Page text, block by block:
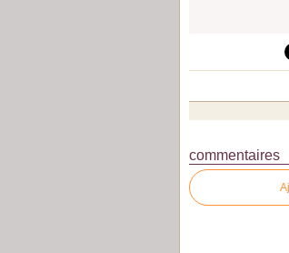
commentaires